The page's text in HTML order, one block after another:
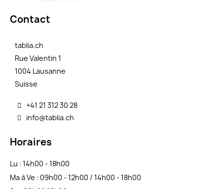
Contact
tablia.ch
Rue Valentin 1
1004 Lausanne
Suisse
+41 21 312 30 28
info@tablia.ch
Horaires
Lu : 14h00 - 18h00
Ma à Ve : 09h00 - 12h00 / 14h00 - 18h00